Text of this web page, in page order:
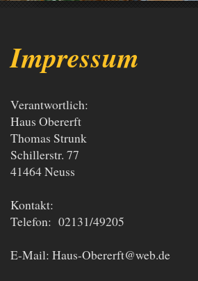
Impressum
Verantwortlich:
Haus Obererft
Thomas Strunk
Schillerstr. 77
41464Neuss
Kontakt:
Telefon: 02131/49205
E-Mail: Haus-Obererft@web.de